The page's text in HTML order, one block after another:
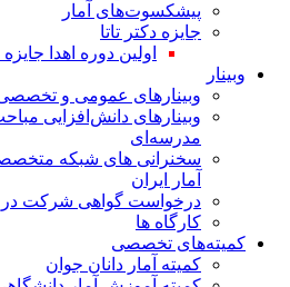
پیشکسوت‌های آمار
جایزه دکتر تاتا
اولین دوره اهدا جایزه
وبینار
وبینارهای عمومی و تخصصی
وبینارهای دانش‌افزایی
مدرسه‌ای
سخنرانی های شبکه
آمار ایران
درخواست گواهی شرکت در
کارگاه ها
کمیته‌های تخصصی
کمیته آمار دانان جوان